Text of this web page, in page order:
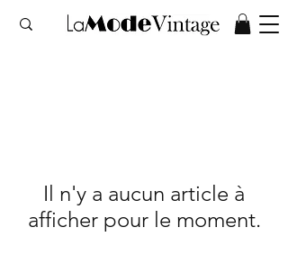
Il n'y a aucun article à
afficher pour le moment.